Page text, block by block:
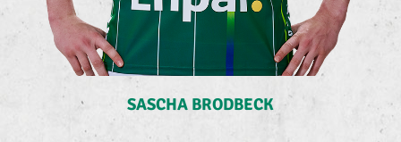
SASCHA BRODBECK